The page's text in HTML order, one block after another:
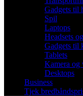
Gadgets til
Spil
Laptops
Headsets
Gadgets til
Tablets
Kamera og
Desktops
Business
Tjek